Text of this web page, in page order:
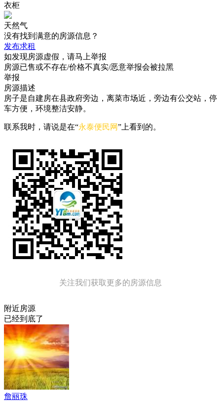
衣柜
天然气
没有找到满意的房源信息？
发布求租
如发现房源虚假，请马上举报
房源已售或不存在/价格不真实/恶意举报会被拉黑
举报
房源描述
房子是自建房在县政府旁边，离菜市场近，旁边有公交站，停
车方便，环境整洁安静。
联系我时，请说是在“永泰便民网”上看到的。
关注我们获取更多的房源信息
附近房源
已经到底了
詹丽珠